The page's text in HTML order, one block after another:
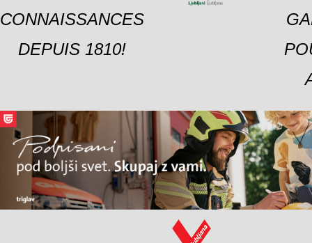
CONNAISSANCES
DEPUIS 1810!